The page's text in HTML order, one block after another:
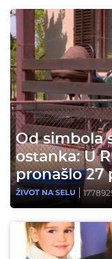
Od simbola
ostanka: U
pronašlo 27
ŽIVOT NA SELU